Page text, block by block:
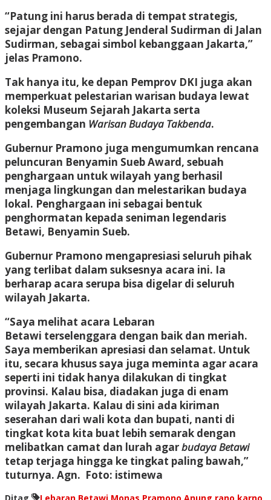
“Patung ini harus berada di tempat strategis,
sejajar dengan Patung Jenderal Sudirman di Jalan
Sudirman, sebagai simbol kebanggaan Jakarta,”
jelas Pramono.
Tak hanya itu, ke depan Pemprov DKI juga akan
memperkuat pelestarian warisan budaya lewat
koleksi Museum Sejarah Jakarta serta
pengembangan Warisan Budaya Takbenda.
Gubernur Pramono juga mengumumkan rencana
peluncuran Benyamin Sueb Award, sebuah
penghargaan untuk wilayah yang berhasil
menjaga lingkungan dan melestarikan budaya
lokal. Penghargaan ini sebagai bentuk
penghormatan kepada seniman legendaris
Betawi, Benyamin Sueb.
Gubernur Pramono mengapresiasi seluruh pihak
yang terlibat dalam suksesnya acara ini. Ia
berharap acara serupa bisa digelar di seluruh
wilayah Jakarta.
“Saya melihat acara Lebaran
Betawi terselenggara dengan baik dan meriah.
Saya memberikan apresiasi dan selamat. Untuk
itu, secara khusus saya juga meminta agar acara
seperti ini tidak hanya dilakukan di tingkat
provinsi. Kalau bisa, diadakan juga di enam
wilayah Jakarta. Kalau di sini ada kiriman
seserahan dari wali kota dan bupati, nanti di
tingkat kota kita buat lebih semarak dengan
melibatkan camat dan lurah agarbudaya Betawi
tetap terjaga hingga ke tingkat paling bawah,”
tuturnya. Agn. Foto: istimewa